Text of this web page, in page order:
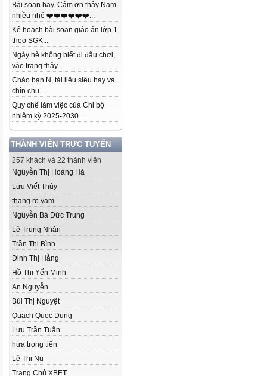
Bài soạn hay. Cảm ơn thầy Nam
nhiều nhé ❤️❤️❤️❤️❤️❤️...
Kế hoạch bài soạn giáo án lớp 1
theo SGK...
Ngày hè không biết đi đâu chơi,
vào trang thầy...
Chào bạn N, tài liệu siêu hay và
chỉn chu...
Quy chế làm việc của Chi bộ
nhiệm kỳ 2025-2030...
THÀNH VIÊN TRỰC TUYẾN
257 khách và 22 thành viên
Nguyễn Thị Hoàng Hà
Lưu Viết Thủy
thang ro yam
Nguyễn Bá Đức Trung
Lê Trung Nhân
Trần Thị Bình
Đinh Thị Hằng
Hồ Thị Yến Minh
An Nguyễn
Bùi Thị Nguyệt
Quach Quoc Dung
Lưu Trần Tuân
hứa trọng tiến
Lê Thị Nụ
Trang Chủ XBET